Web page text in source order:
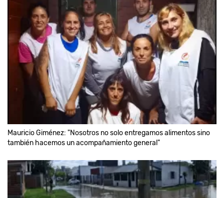
Mauricio Giménez: "Nosotros no solo entregamos alimentos sino
también hacemos un acompañamiento general"